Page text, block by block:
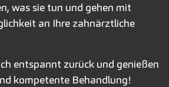
was sie tun und gehen mit
an Ihre zahnärztliche
entspannt zurück und genießen
kompetente Behandlung!